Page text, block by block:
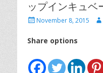
ップインキュベ
PostedNovember 8, 2015
Share options